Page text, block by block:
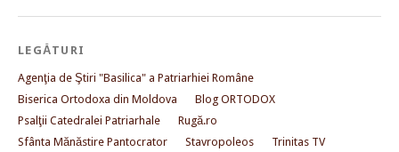
LEGĂTURI
Agenţia de Ştiri "Basilica" a Patriarhiei Române
Biserica Ortodoxa din Moldova
Blog ORTODOX
Psalţii Catedralei Patriarhale
Rugă.ro
Sfânta Mănăstire Pantocrator
Stavropoleos
Trinitas TV